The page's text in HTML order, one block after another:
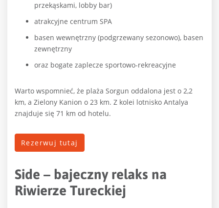
przekąskami, lobby bar)
atrakcyjne centrum SPA
basen wewnętrzny (podgrzewany sezonowo), basen
zewnętrzny
oraz bogate zaplecze sportowo-rekreacyjne
Warto wspomnieć, że plaża Sorgun oddalona jest o 2,2
km, a Zielony Kanion o 23 km. Z kolei lotnisko Antalya
znajduje się 71 km od hotelu.
Rezerwuj tutaj
Side – bajeczny relaks na
Riwierze Tureckiej